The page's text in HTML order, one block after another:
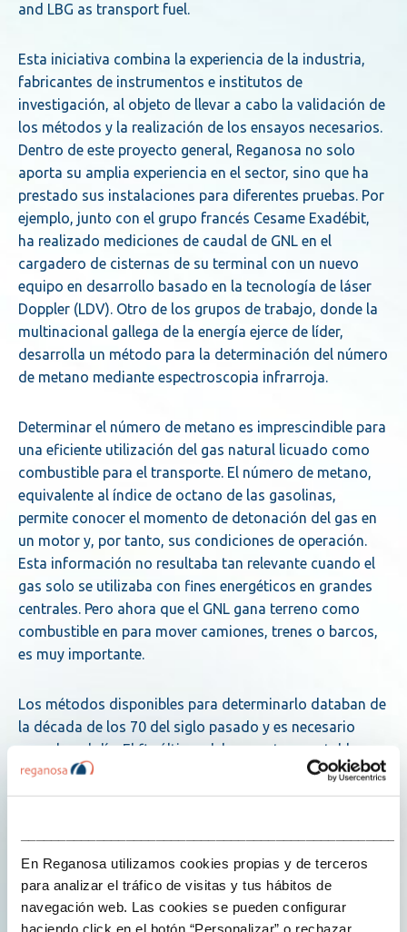
En Reganosa utilizamos cookies propias y de terceros
para analizar el tráfico de visitas y tus hábitos de
navegación web. Las cookies se pueden configurar
haciendo click en el botón “Personalizar” o rechazar
and LBG as transport fuel.
Esta iniciativa combina la experiencia de la industria,
fabricantes de instrumentos e institutos de
investigación, al objeto de llevar a cabo la validación de
los métodos y la realización de los ensayos necesarios.
Dentro de este proyecto general, Reganosa no solo
aporta su amplia experiencia en el sector, sino que ha
prestado sus instalaciones para diferentes pruebas. Por
ejemplo, junto con el grupo francés Cesame Exadébit,
ha realizado mediciones de caudal de GNL en el
cargadero de cisternas de su terminal con un nuevo
equipo en desarrollo basado en la tecnología de láser
Doppler (LDV). Otro de los grupos de trabajo, donde la
multinacional gallega de la energía ejerce de líder,
desarrolla un método para la determinación del número
de metano mediante espectroscopia infrarroja.
Determinar el número de metano es imprescindible para
una eficiente utilización del gas natural licuado como
combustible para el transporte. El número de metano,
equivalente al índice de octano de las gasolinas,
permite conocer el momento de detonación del gas en
un motor y, por tanto, sus condiciones de operación.
Esta información no resultaba tan relevante cuando el
gas solo se utilizaba con fines energéticos en grandes
centrales. Pero ahora que el GNL gana terreno como
combustible en para mover camiones, trenes o barcos,
es muy importante.
Los métodos disponibles para determinarlo databan de
la década de los 70 del siglo pasado y es necesario
ponerlos al día. El fin último del proyecto es establecer
una relación directa entre el número de metano de un
gas y su espectro infrarrojo. Tras definir la idea
proyecto a distintas empresas y grupos de
investigación tanto nacionales como internacionales.
Entre los colaboradores nacionales están Naturgy,
laspin-offde la Universidade de Santiago Mestrelab